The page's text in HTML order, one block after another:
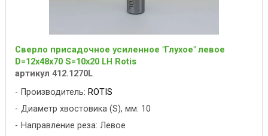
Сверло присадочное усиленное "Глухое" левое
D=12x48x70 S=10x20 LH Rotis
артикул 412.1270L
Производитель: ROTIS
Диаметр хвостовика (S), мм: 10
Направление реза: Левое